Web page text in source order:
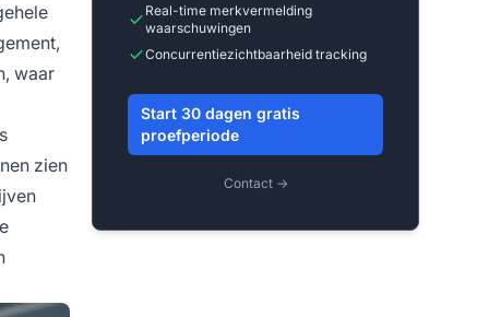
waar
zien
Real-time merkvermelding
waarschuwingen
Concurrentiezichtbaarheid tracking
Start 30 dagen gratis
proefperiode
Contact →